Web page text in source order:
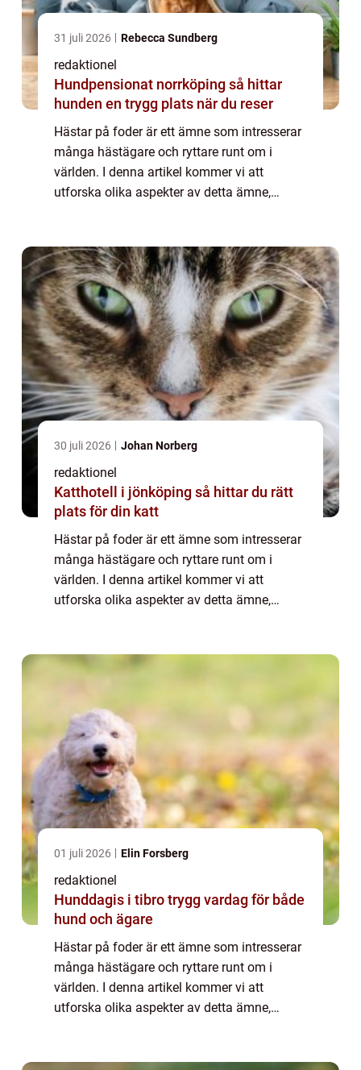
31 juli 2026 Rebecca Sundberg
redaktionel
Hundpensionat norrköping så hittar
hunden en trygg plats när du reser
Hästar på foder är ett ämne som intresserar
många hästägare och ryttare runt om i
världen. I denna artikel kommer vi att
utforska olika aspekter av detta ämne,
mätningar...
30 juli 2026 Johan Norberg
redaktionel
Katthotell i jönköping så hittar du rätt
plats för din katt
Hästar på foder är ett ämne som intresserar
många hästägare och ryttare runt om i
världen. I denna artikel kommer vi att
utforska olika aspekter av detta ämne,
mätningar...
01 juli 2026 Elin Forsberg
redaktionel
Hunddagis i tibro trygg vardag för både
hund och ägare
Hästar på foder är ett ämne som intresserar
många hästägare och ryttare runt om i
världen. I denna artikel kommer vi att
utforska olika aspekter av detta ämne,